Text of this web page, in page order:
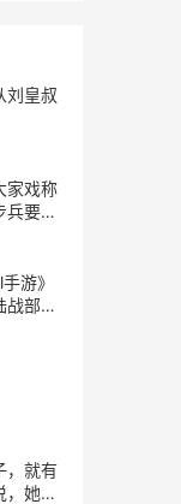
刘皇叔
家戏称
兵要来
挑
如何
游》
战部队
有高
面让
，就有
，她容